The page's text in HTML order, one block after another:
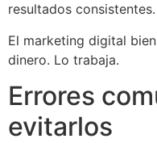
resultados consistentes.
El marketing digital
dinero. Lo trabaja.
Errores
evitarlos